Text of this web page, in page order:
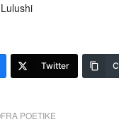
Twitter
POETIKE